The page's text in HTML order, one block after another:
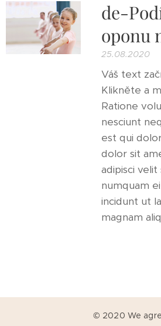
de-
oponu
25.08.2020
Váš text
Klikněte a
Ratione
nesciunt
est qui
dolor sit
adipisci
numquam
incidunt ut
magnam
© 2020 We